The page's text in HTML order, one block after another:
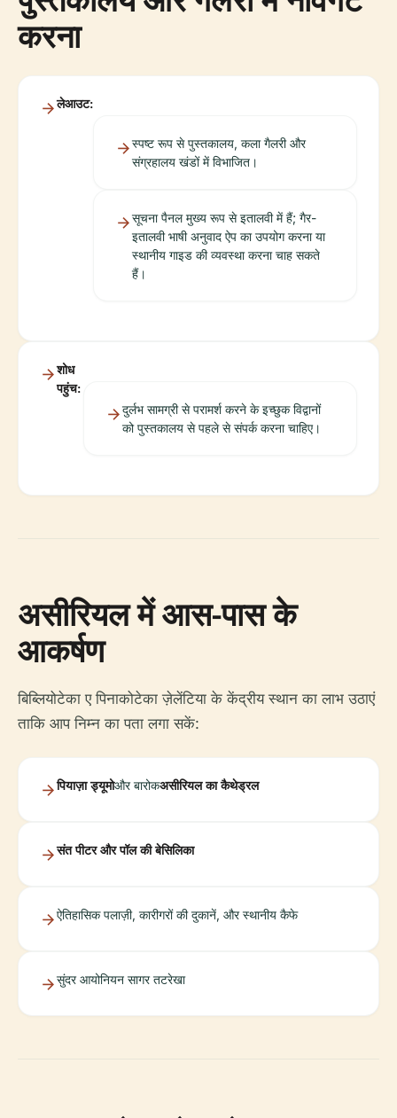
करना
लेआउट:
स्पष्ट रूप से पुस्तकालय, कला गैलरी और
संग्रहालय खंडों में विभाजित।
सूचना पैनल मुख्य रूप से इतालवी में हैं; गैर-
इतालवी भाषी अनुवाद ऐप का उपयोग करना या
स्थानीय गाइड की व्यवस्था करना चाह सकते
हैं।
शोध
पहुंच:
दुर्लभ सामग्री से परामर्श करने के इच्छुक विद्वानों
को पुस्तकालय से पहले से संपर्क करना चाहिए।
असीरियल में आस-पास के
आकर्षण
बिब्लियोटेका ए पिनाकोटेका ज़ेलेंटिया के केंद्रीय स्थान का लाभ उठाएं
ताकि आप निम्न का पता लगा सकें:
पियाज़ा ड्यूमोऔर बारोकअसीरियल का कैथेड्रल
संत पीटर और पॉल की बेसिलिका
ऐतिहासिक पलाज़ी, कारीगरों की दुकानें, और स्थानीय कैफे
सुंदर आयोनियन सागर तटरेखा